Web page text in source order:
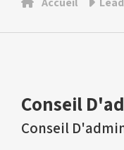
Conseil
Conseil